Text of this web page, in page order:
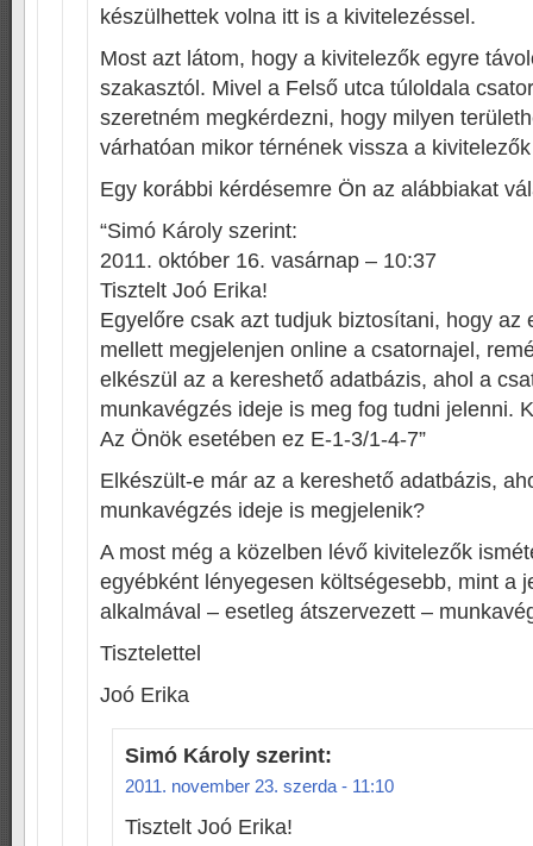
készülhettek volna itt is a kivitelezéssel.
Most azt látom, hogy a kivitelezők egyre
szakasztól. Mivel a Felső utca túloldala
szeretném megkérdezni, hogy milyen
várhatóan mikor térnének vissza a
Egy korábbi kérdésemre Ön az alábbiakat
“Simó Károly szerint:
2011. október 16. vasárnap – 10:37
Tisztelt Joó Erika!
Egyelőre csak azt tudjuk biztosítani, hogy az
mellett megjelenjen online a csatornajel,
elkészül az a kereshető adatbázis, ahol a
munkavégzés ideje is meg fog tudni jelenni.
Az Önök esetében ez E-1-3/1-4-7”
Elkészült-e már az a kereshető adatbázis,
munkavégzés ideje is megjelenik?
A most még a közelben lévő kivitelezők
egyébként lényegesen költségesebb, mint a
alkalmával – esetleg átszervezett –
Tisztelettel
Joó Erika
Simó Károly szerint:
2011. november 23. szerda - 11:10
Tisztelt Joó Erika!